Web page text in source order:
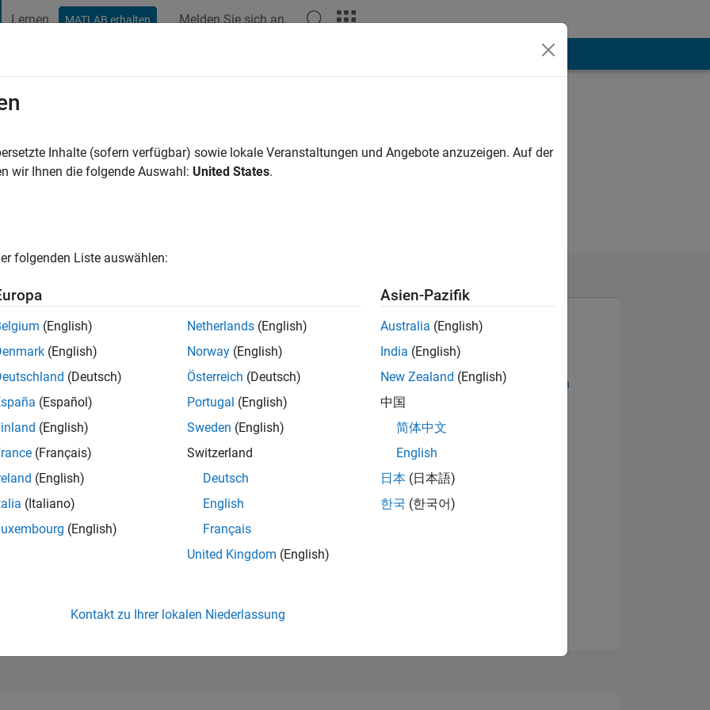
Lernen MATLAB erhalten Melden Sie sich an
vor|Aktiv seit 2020
0
of 302.023
Abzeichen anzeigen
Inhalte (sofern verfügbar) sowie lokale Veranstaltungen und Angebote anzuzeigen. Auf der
wir Ihnen die folgende Auswahl: United States.
folgenden Liste auswählen:
(English)
(English)
(Deutsch)
(Español)
(English)
(Français)
(English)
(Italiano)
(English)
Netherlands (English)
Norway (English)
Österreich (Deutsch)
Portugal (English)
Sweden (English)
Switzerland
Deutsch
English
Français
United Kingdom (English)
Asien-Pazifik
Australia (English)
India (English)
New Zealand (English)
中国
简体中文
English
日本 (日本語)
한국 (한국어)
Kontakt zu Ihrer lokalen Niederlassung